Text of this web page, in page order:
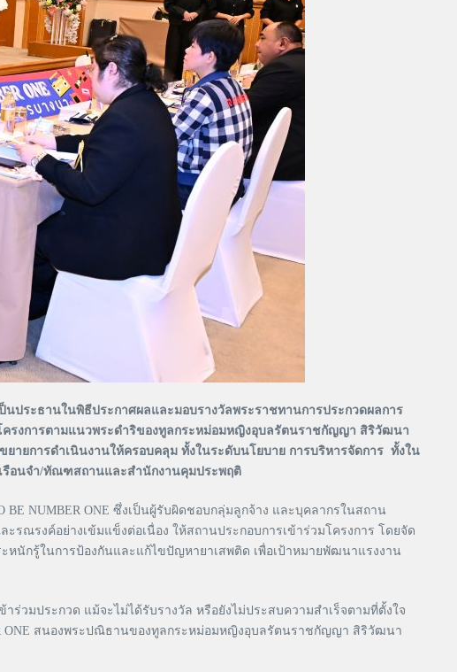
นประธานในพิธีประกาศผลและมอบรางวัลพระราชทานการประกวดผลการ
โครงการตามแนวพระดำริของทูลกระหม่อมหญิงอุบลรัตนราชกัญญา สิริวัฒนา
ายการดำเนินงานให้ครอบคลุม ทั้งในระดับนโยบาย การบริหารจัดการ ทั้งใน
อนจำ/ทัณฑสถานและสำนักงานคุมประพฤติ
NUMBER ONE ซึ่งเป็นผู้รับผิดชอบกลุ่มลูกจ้าง และบุคลากรในสถาน
ณรงค์อย่างเข้มแข็งต่อเนื่อง ให้สถานประกอบการเข้าร่วมโครงการ โดยจัด
หนักรู้ในการป้องกันและแก้ไขปัญหายาเสพติด เพื่อเป้าหมายพัฒนาแรงงาน
วมประกวด แม้จะไม่ได้รับรางวัล หรือยังไม่ประสบความสำเร็จตามที่ตั้งใจ
ONE สนองพระปณิธานของทูลกระหม่อมหญิงอุบลรัตนราชกัญญา สิริวัฒนา